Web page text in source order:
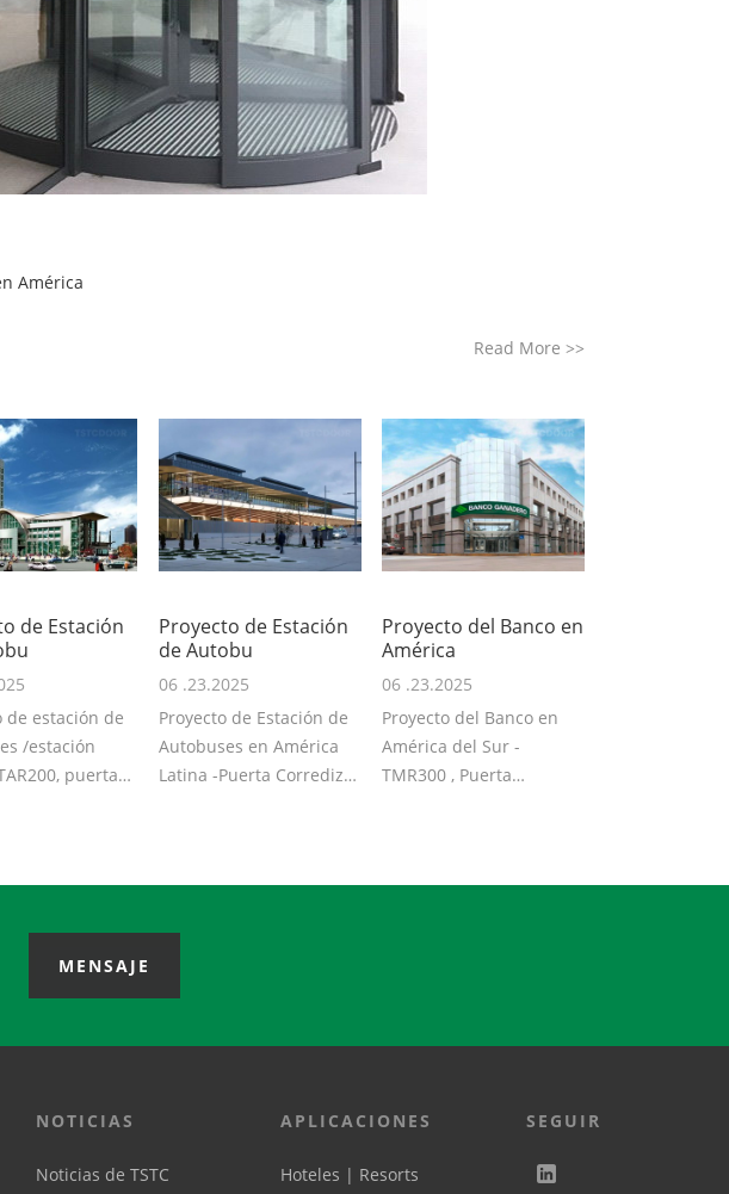
América
Read More >>
de Estación
de estación de
/estación
puerta
Proyecto de Estación
de Autobu
06 .23.2025
Proyecto de Estación de
Autobuses en América
Latina -Puerta Corrediza
Proyecto del Banco en
América
06 .23.2025
Proyecto del Banco en
América del Sur -
TMR300 , Puerta
MENSAJE
NOTICIAS
Noticias de TSTC
APLICACIONES
Hoteles | Resorts
SEGUIR